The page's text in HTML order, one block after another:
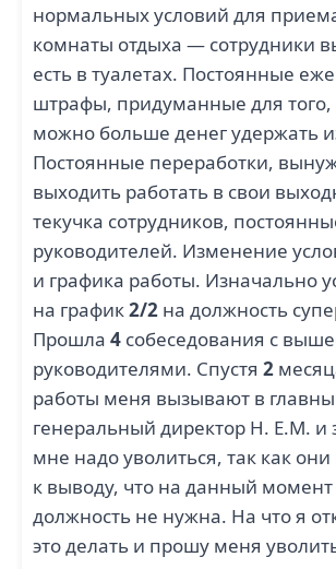
нормальных условий для
комнаты отдыха — сотрудники
есть в туалетах. Постоянные
штрафы, придуманные для того,
можно больше денег удержать
Постоянные переработки,
выходить работать в свои
текучка сотрудников,
руководителей. Изменение
и графика работы. Изначально
на график2/2 на должность
Прошла 4 собеседования с
руководителями. Спустя 2
работы меня вызывают в
генеральный директор Н. Е.М. и
мне надо уволиться, так как
к выводу, что на данный
должность не нужна. На что я
это делать и прошу меня